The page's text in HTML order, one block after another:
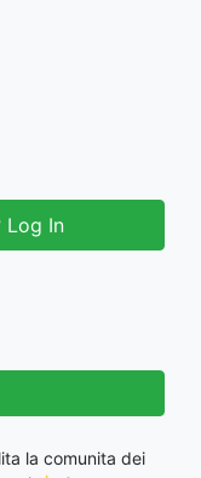
In
la comunita dei